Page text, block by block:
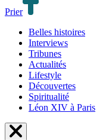
Prier
Belles histoires
Interviews
Tribunes
Actualités
Lifestyle
Découvertes
Spiritualité
Léon XIV à Paris